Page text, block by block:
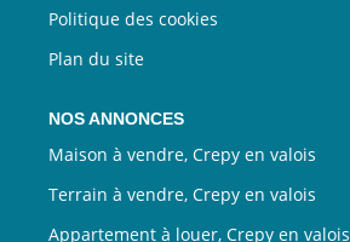
Politique des cookies
Plan du site
NOS ANNONCES
Maison à vendre, Crepy en valois
Terrain à vendre, Crepy en valois
Appartement à louer, Crepy en valois